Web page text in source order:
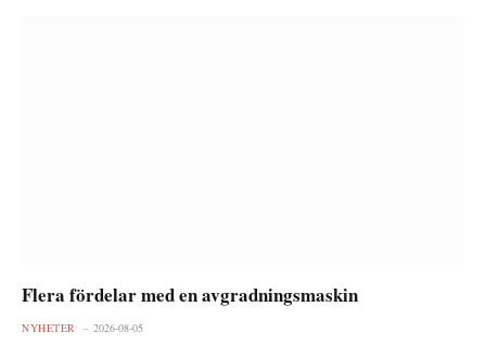
Flera fördelar med en avgradningsmaskin
NYHETER 2026-08-05